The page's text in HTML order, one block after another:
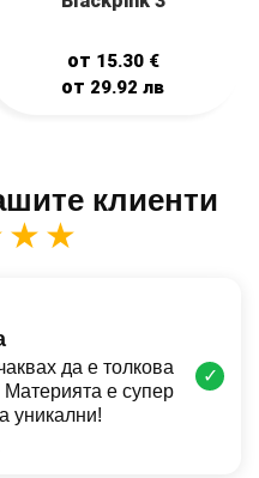
от 15.30 €
от 29.92лв
клиенти
да е толкова
е супер
уникални!
✓